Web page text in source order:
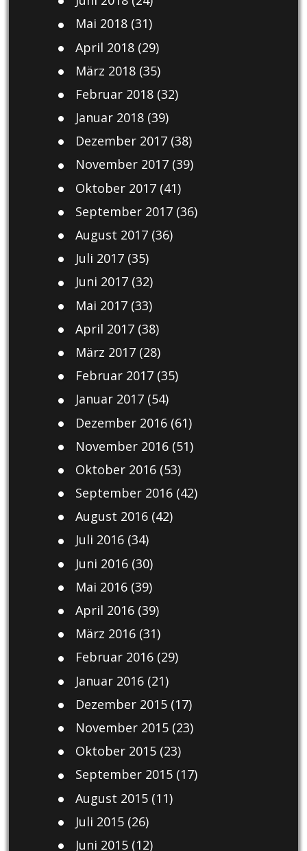
Mai 2018(31)
April 2018(29)
März 2018(35)
Februar 2018(32)
Januar 2018(39)
Dezember 2017(38)
November 2017(39)
Oktober 2017(41)
September 2017(36)
August 2017(36)
Juli 2017(35)
Juni 2017(32)
Mai 2017(33)
April 2017(38)
März 2017(28)
Februar 2017(35)
Januar 2017(54)
Dezember 2016(61)
November 2016(51)
Oktober 2016(53)
September 2016(42)
August 2016(42)
Juli 2016(34)
Juni 2016(30)
Mai 2016(39)
April 2016(39)
März 2016(31)
Februar 2016(29)
Januar 2016(21)
Dezember 2015(17)
November 2015(23)
Oktober 2015(23)
September 2015(17)
August 2015(11)
Juli 2015(26)
Juni 2015(12)